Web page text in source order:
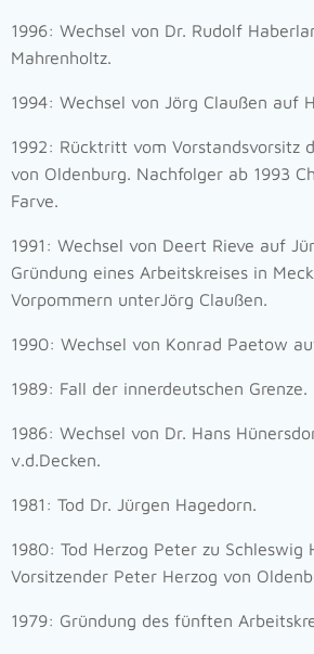
1996: Wechsel von Dr. Rudolf
Mahrenholtz.
1994: Wechsel von Jörg Claußen auf
1992: Rücktritt vom Vorstandsvorsitz
von Oldenburg. Nachfolger ab 1993
Farve.
1991: Wechsel von Deert Rieve auf
Gründung eines Arbeitskreises in
Vorpommern unterJörg Claußen.
1990: Wechsel von Konrad Paetow
1989: Fall der innerdeutschen Grenze.
1986: Wechsel von Dr. Hans
v.d.Decken.
1981: Tod Dr. Jürgen Hagedorn.
1980: Tod Herzog Peter zu Schleswig
Vorsitzender Peter Herzog von
1979: Gründung des fünften